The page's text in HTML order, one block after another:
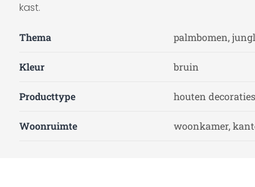
kast.
Thema palmbomen,
Kleur bruin
Producttype houten decoraties
Woonruimte woonkamer,